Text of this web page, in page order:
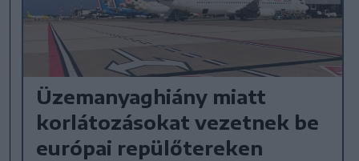
Üzemanyaghiány miatt
korlátozásokat vezetnek be
európai repülőtereken